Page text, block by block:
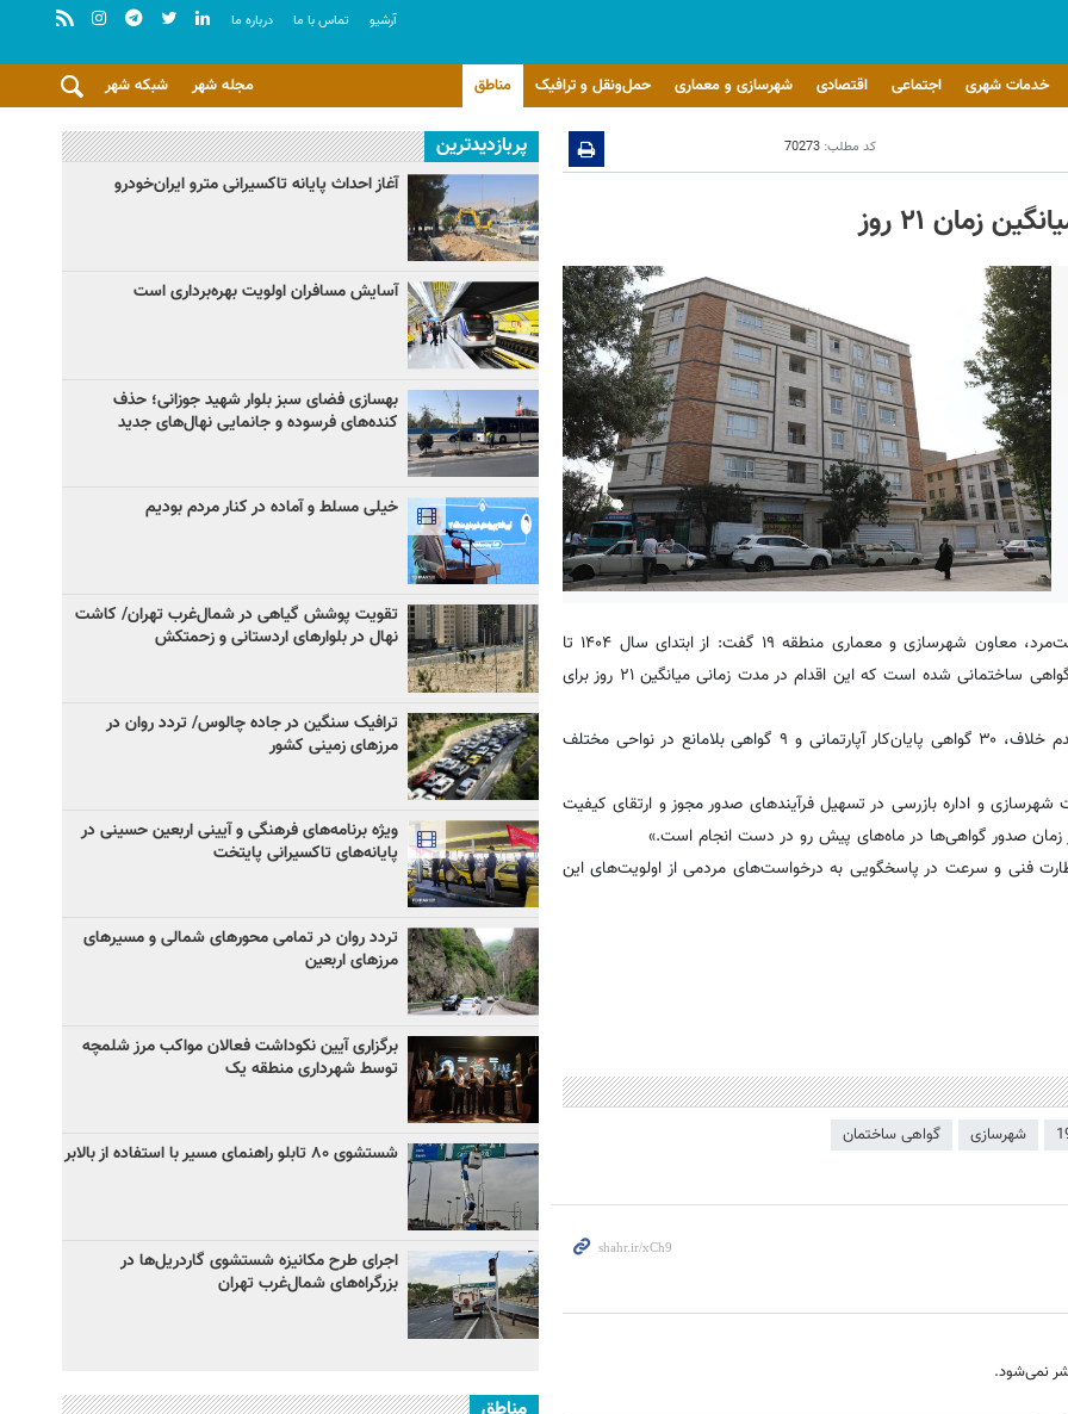
آرشيو تماس با ما درباره ما
خدمات شهری اجتماعی اقتصادی شهرسازی و معماری حمل‌ونقل و ترافیک مناطق شبکه شهر مجله شهر
کد مطلب: 70273
به نقل از روابط عمومی شهرداری منطقه ۱۹، مجید دست‌مرد، معاون شهرسازی و معماری منطقه ۱۹ گفت: از ابتدای سال ۱۴۰۴ تا
کنون اداره بازرسی و نظارت فنی شهرداری منطقه ۱۹ موفق به صدور ۹۰ گواهی ساختمانی شده است که این اقدام در مدت زمانی میانگین ۲۱ روز برای
وی بیان کرد: از این تعداد، ۳۰ گواهی پایان‌کار ساختمان، ۲۱ گواهی عدم خلاف، ۳۰ گواهی پایان‌کار آپارتمانی و ۹ گواهی بلامانع در نواحی مختلف
و اداره بازرسی در تسهیل فرآیندهای صدور مجوز و ارتقای کیفیت
صدور گواهی‌ها در ماه‌های پیش رو در دست انجام است.»
که ادامه بهبود روند نظارت فنی و سرعت در پاسخگویی به درخواست‌های مردمی از اولویت‌های این
شهرسازی گواهی ساختمان
نمی‌شود.
پربازدیدترین
آغاز احداث پایانه تاکسیرانی مترو ایران‌خودرو
آسایش مسافران اولویت بهره‌برداری است
بهسازی فضای سبز بلوار شهید جوزانی؛ حذف
کنده‌های فرسوده و جانمایی نهال‌های جدید
خیلی مسلط و آماده در کنار مردم بودیم
تقویت پوشش گیاهی در شمال‌غرب تهران/ کاشت
نهال در بلوارهای اردستانی و زحمتکش
ترافیک سنگین در جاده چالوس/ تردد روان در
مرزهای زمینی کشور
ویژه برنامه‌های فرهنگی و آیینی اربعین حسینی در
پایانه‌های تاکسیرانی پایتخت
تردد روان در تمامی محورهای شمالی و مسیرهای
مرزهای اربعین
برگزاری آیین نکوداشت فعالان مواکب مرز شلمچه
توسط شهرداری منطقه یک
شستشوی ۸۰ تابلو راهنمای مسیر با استفاده از بالابر
اجرای طرح مکانیزه شستشوی گاردریل‌ها در
بزرگراه‌های شمال‌غرب تهران